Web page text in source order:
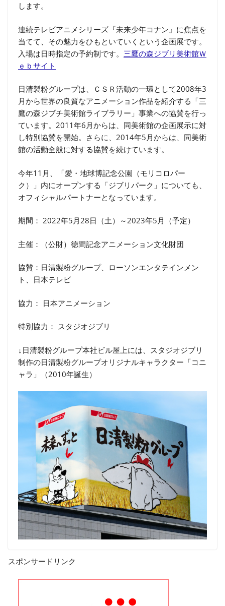
します。
連続テレビアニメシリーズ『未来少年コナン』に焦点を
当てて、その魅力をひもといていくという企画展です。
入場は日時指定の予約制です。 三鷹の森ジブリ美術館Ｗ
ｅｂサイト
日清製粉グループは、ＣＳＲ活動の一環として2008年3
月から世界の良質なアニメーション作品を紹介する「三
鷹の森ジブチ美術館ライブラリー」事業への協賛を行っ
ています。2011年6月からは、同美術館の企画展示に対
し特別協賛を開始。さらに、2014年5月からは、同美術
館の活動全般に対する協賛を続けています。
今年11月、「愛・地球博記念公園（モリコロパー
ク）」内にオープンする「ジブリパーク」についても、
オフィシャルパートナーとなっています。
期間： 2022年5月28日（土）～2023年5月（予定）
主催：（公財）徳間記念アニメーション文化財団
協賛：日清製粉グループ、ローソンエンタテインメン
ト、日本テレビ
協力： 日本アニメーション
特別協力： スタジオジブリ
↓日清製粉グループ本社ビル屋上には、スタジオジブリ
制作の日清製粉グループオリジナルキャラクター「コニ
ャラ」（2010年誕生）
スポンサードリンク